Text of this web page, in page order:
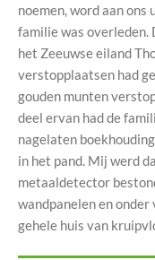
noemen, word aan
familie was overleden.
het Zeeuwse eiland
verstopplaatsen had
gouden munten
deel ervan had de
nagelaten
in het pand. Mij werd
metaaldetector
wandpanelen en
gehele huis van